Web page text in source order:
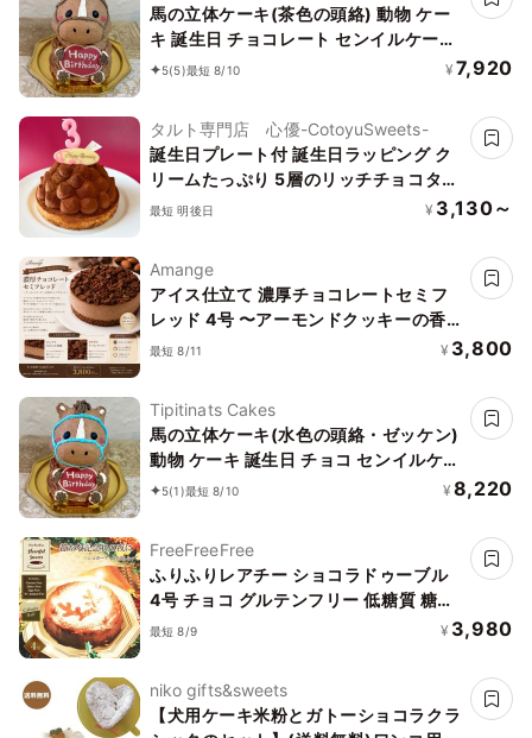
馬の立体ケーキ(茶色の頭絡) 動物 ケー
キ 誕生日 チョコレート センイルケーキ
5号 チョコケーキ
5(5)最短 8/10 ¥ 7,920
タルト専門店 心優-CotoyuSweets-
誕生日プレート付 誕生日ラッピング ク
リームたっぷり 5層のリッチチョコタル
ト 12cm 3〜4名様 即日出荷 お届け指定
最短 明後日 ¥ 3,130～
Amange
アイス仕立て 濃厚チョコレートセミフ
レッド 4号 〜アーモンドクッキーの香
ばしいアクセント〜
最短 8/11 ¥ 3,800
Tipitinats Cakes
馬の立体ケーキ(水色の頭絡・ゼッケン)
動物 ケーキ 誕生日 チョコ センイルケー
キ 5号
5(1)最短 8/10 ¥ 8,220
FreeFreeFree
ふりふりレアチー ショコラドゥーブル
4号 チョコ グルテンフリー 低糖質 糖質
制限 スイーツ チーズケーキ お菓子 乳製
糖質オフ バレンタイン
最短 8/9 ¥ 3,980
niko gifts&sweets
【犬用ケーキ米粉とガトーショコラクラ